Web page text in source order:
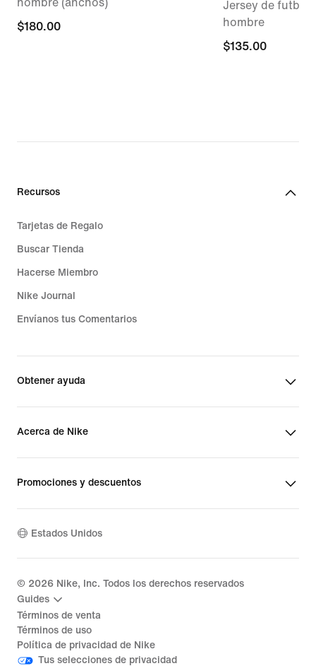
$180.00
$180.00
Jersey de futbol
hombre
$135.00
$135.00
Recursos
Tarjetas de Regalo
Buscar Tienda
Hacerse Miembro
Nike Journal
Envíanos tus Comentarios
Obtener ayuda
Acerca de Nike
Promociones y descuentos
Estados Unidos
© 2026 Nike, Inc. Todos los derechos reservados
Guides
Términos de venta
Términos de uso
Política de privacidad de Nike
Tus selecciones de privacidad